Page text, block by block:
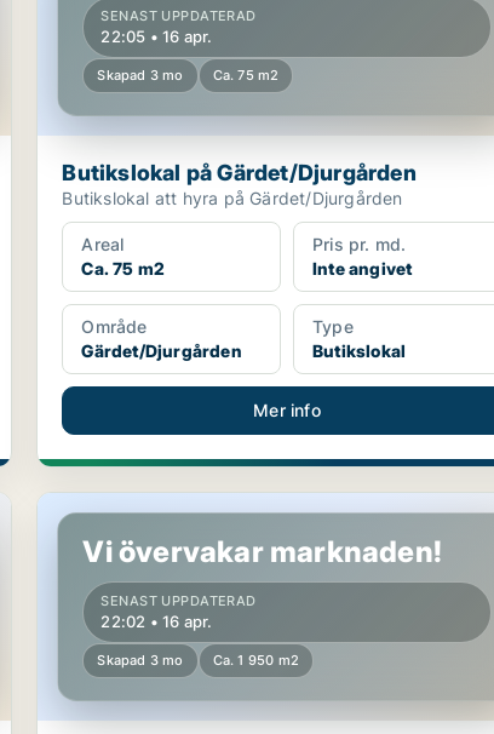
SENAST UPPDATERAD
22:05 • 16 apr.
Skapad 3 mo Ca. 75 m2
Butikslokal på Gärdet/Djurgården
Butikslokal att hyra på Gärdet/Djurgården
Areal
Ca. 75 m2
Pris pr. md.
Inte angivet
Område
Gärdet/Djurgården
Type
Butikslokal
Mer info
Butikslokal i Söderort
Vi övervakar marknaden!
SENAST UPPDATERAD
22:02 • 16 apr.
Skapad 3 mo Ca. 1 950 m2